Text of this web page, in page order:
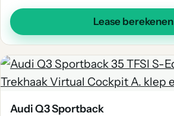
Lease berekenen
Audi Q3 Sportback